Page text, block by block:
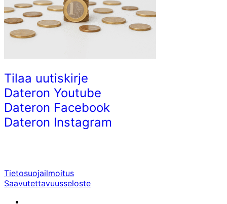
Tilaa uutiskirje
Dateron Youtube
Dateron Facebook
Dateron Instagram
Tietosuojailmoitus
Saavutettavuusseloste